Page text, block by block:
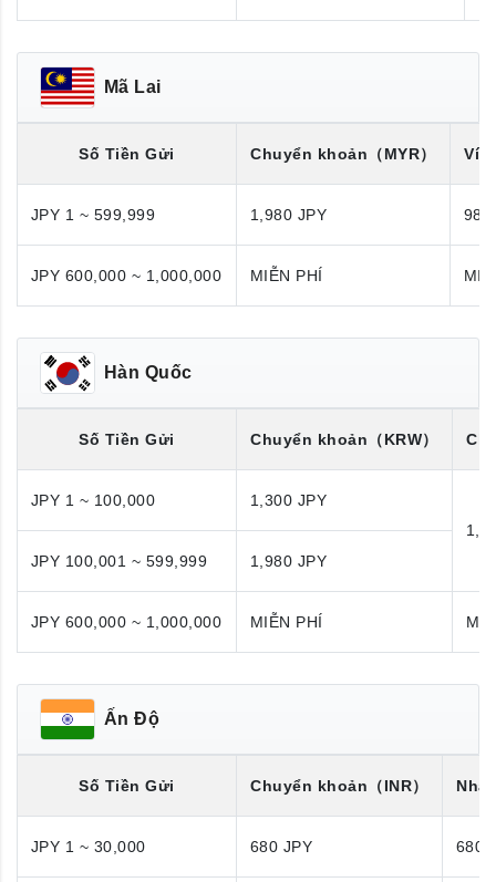
Mã Lai
Số Tiền Gửi Chuyển khoản （MYR） Ví
JPY 1 ~ 599,999 1,980 JPY 980
JPY 600,000 ~ 1,000,000 MIỄN PHÍ
Hàn Quốc
Số Tiền Gửi Chuyển khoản （KRW）
JPY 1 ~ 100,000
1,300 JPY
JPY 100,001 ~ 599,999
1,980 JPY
JPY 600,000 ~ 1,000,000 MIỄN PHÍ
Ấn Độ
Số Tiền Gửi Chuyển khoản （INR）
JPY 1 ~ 30,000 680 JPY 680